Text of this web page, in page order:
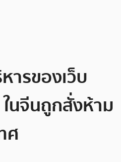
ารของเว็บ
นจีนถูกสั่งห้าม
ศ